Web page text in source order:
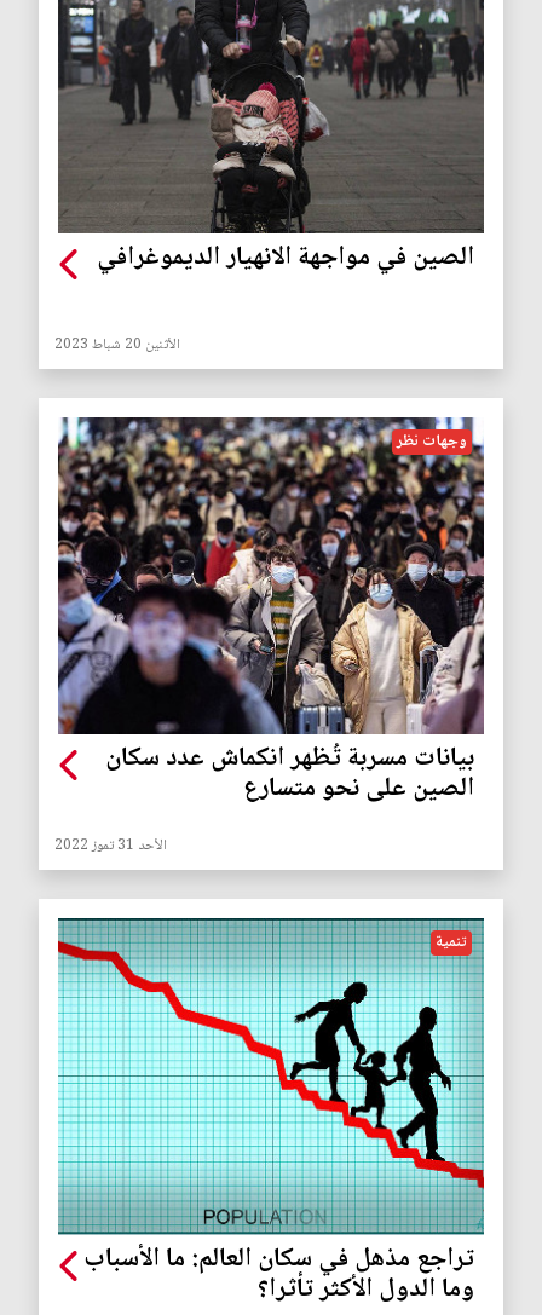
الصين في مواجهة الانهيار الديموغرافي
الأثنين 20 شباط 2023
وجهات نظر
بيانات مسربة تُظهر انكماش عدد سكان
الصين على نحو متسارع
الأحد 31 تموز 2022
تنمية
تراجع مذهل في سكان العالم: ما الأسباب
وما الدول الأكثر تأثرا؟